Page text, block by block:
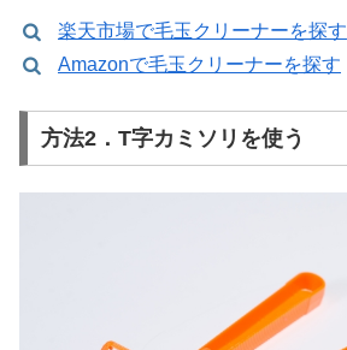
楽天市場で毛玉クリーナーを探す
Amazonで毛玉クリーナーを探す
方法2．T字カミソリを使う